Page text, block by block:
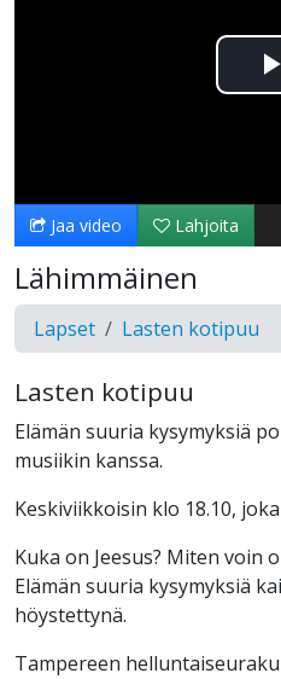
Jaa video Lahjoita
Lähimmäinen
Lapset Lasten kotipuu
Lasten kotipuu
Elämän suuria kysymyksiä
musiikin kanssa.
Keskiviikkoisin klo 18.10,
Kuka on Jeesus? Miten voin
Elämän suuria kysymyksiä
höystettynä.
Tampereen